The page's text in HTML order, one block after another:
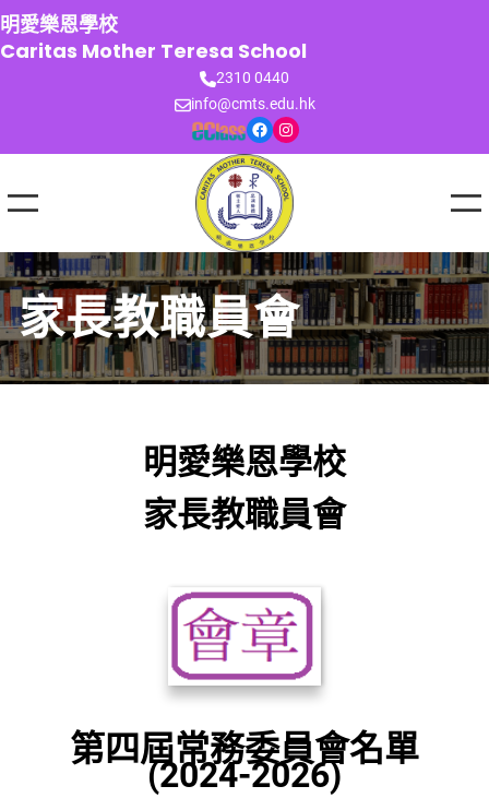
跳
至
主
明愛樂恩學校
Caritas Mother Teresa School
2310 0440
info@cmts.edu.hk
Facebook Instagram
家長教職員會
明愛樂恩學校
家長教職員會
第四屆常務委員會名單
(2024-2026)